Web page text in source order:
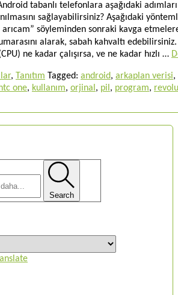
tabanlı telefonlara aşağıdaki
sağlayabilirsiniz? Aşağıdaki
arıcam” söyleminden sonraki kavga
alarak, sabah kahvaltı
ne kadar çalışırsa, ve ne kadar hızlı …
, Tanıtım Tagged: android, arkaplan verisi,
htc one, kullanım, orjinal , pil , program,
Search